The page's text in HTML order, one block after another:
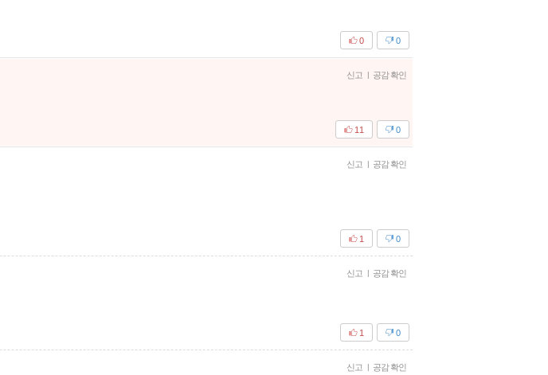
0
0
신고 | 공감 확인
0
11
신고 | 공감 확인
0
1
신고 | 공감 확인
0
1
신고 | 공감 확인